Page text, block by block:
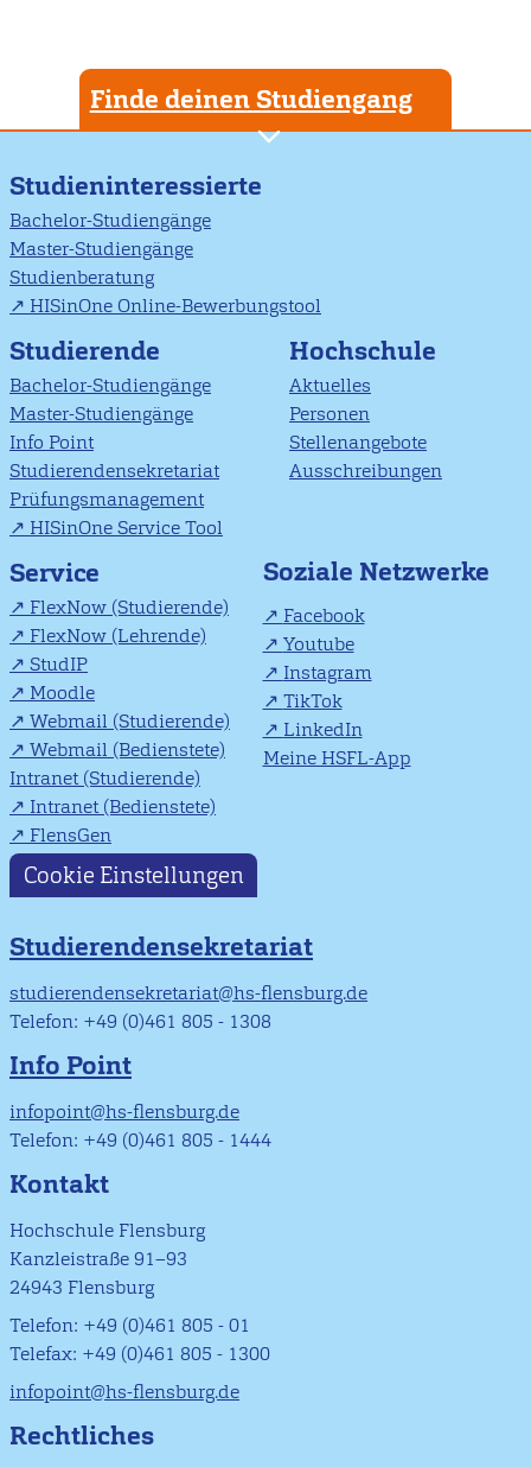
Finde deinen Studiengang
Studieninteressierte
Bachelor-Studiengänge
Master-Studiengänge
Studienberatung
HISinOne Online-Bewerbungstool
Studierende
Bachelor-Studiengänge
Master-Studiengänge
Info Point
Studierendensekretariat
Prüfungsmanagement
HISinOne Service Tool
Hochschule
Aktuelles
Personen
Stellenangebote
Ausschreibungen
Service
FlexNow (Studierende)
FlexNow (Lehrende)
StudIP
Moodle
Webmail (Studierende)
Webmail (Bedienstete)
Intranet (Studierende)
Intranet (Bedienstete)
FlensGen
Soziale Netzwerke
Facebook
Youtube
Instagram
TikTok
LinkedIn
Meine HSFL-App
Cookie Einstellungen
Studierendensekretariat
studierendensekretariat@hs-flensburg.de
Telefon: +49 (0)461 805 - 1308
Info Point
infopoint@hs-flensburg.de
Telefon: +49 (0)461 805 - 1444
Kontakt
Hochschule Flensburg
Kanzleistraße 91–93
24943 Flensburg
Telefon: +49 (0)461 805 - 01
Telefax: +49 (0)461 805 - 1300
infopoint@hs-flensburg.de
Rechtliches